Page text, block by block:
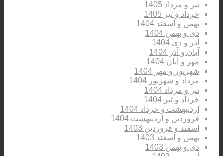
تیر و مرداد 1405
خرداد و تیر 1405
بهمن و اسفند 1404
دی و بهمن 1404
آذر و دی 1404
آبان و آذر 1404
مهر و آبان 1404
شهریور و مهر 1404
مرداد و شهریور 1404
تیر و مرداد 1404
خرداد و تیر 1404
اردیبهشت و خرداد 1404
فروردین و اردیبهشت 1404
اسفند و فروردین 1403
بهمن و اسفند 1403
دی و بهمن 1403